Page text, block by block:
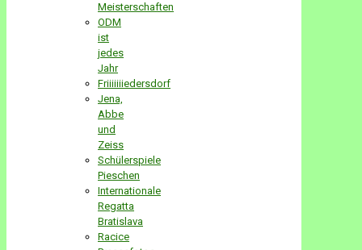
Meisterschaften
ODM
ist
jedes
Jahr
Friiiiiiiedersdorf
Jena,
Abbe
und
Zeiss
Schülerspiele
Pieschen
Internationale
Regatta
Bratislava
Racice